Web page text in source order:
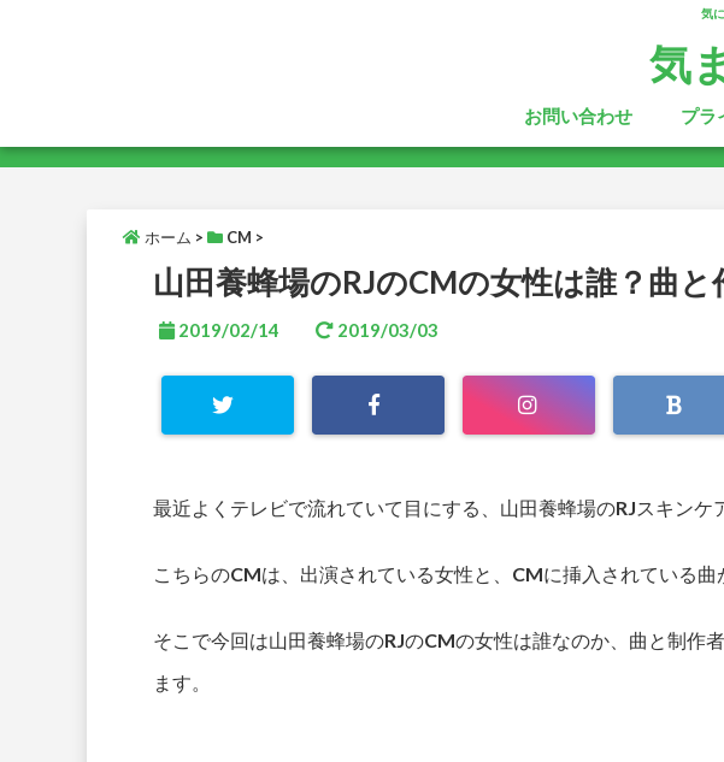
気
気
お問い合わせ プラ
ホーム > CM >
山田養蜂場のRJのCMの女性は誰？曲
2019/02/14 2019/03/03
最近よくテレビで流れていて目にする、山田養蜂場のRJスキンケ
こちらのCMは、出演されている女性と、CMに挿入されている曲
そこで今回は山田養蜂場のRJのCMの女性は誰なのか、曲と制作
ます。